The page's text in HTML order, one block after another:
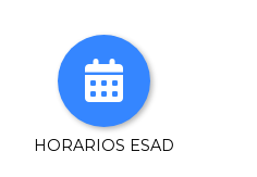
HORARIOS ESAD